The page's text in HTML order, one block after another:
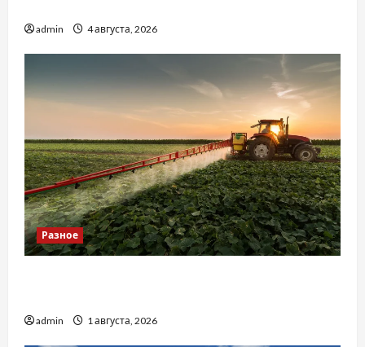
admin 4 августа, 2026
Разное
admin 1 августа, 2026